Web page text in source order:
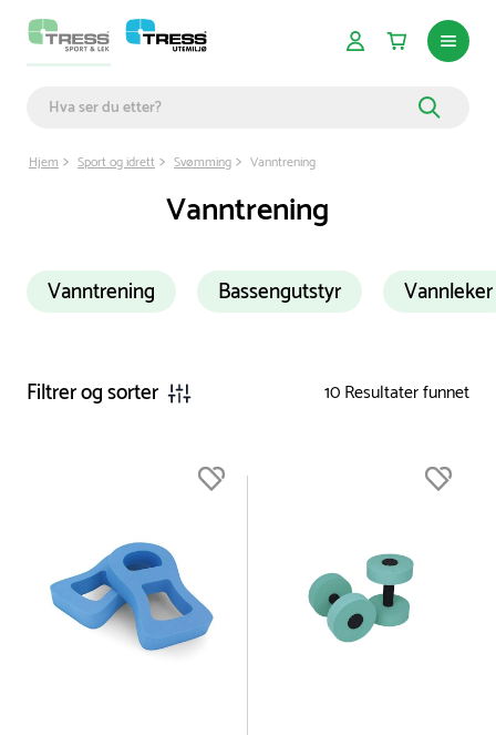
Hjem Sport og idrett Svømming Vanntrening
Vanntrening
Vanntrening Bassengutstyr Vannleker
Filtrer og sorter 10Resultater funnet